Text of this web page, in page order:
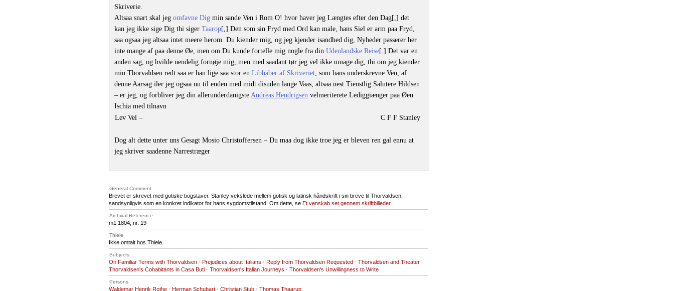
Skriverie.
Altsaa snart skal jeg omfavne Dig min sande Ven i Rom O! hvor haver jeg Længtes efter den Dag[,] det
kan jeg ikke sige Dig thi siger Taarop[,] Den som sin Fryd med Ord kan male, hans Siel er arm paa Fryd,
saa ogsaa jeg altsaa intet meere herom. Du kiender mig, og jeg kjender isandhed dig, Nyheder passerer her
inte mange af paa denne Øe, men om Du kunde fortelle mig nogle fra din Udenlandske Reise[.] Det var en
anden sag, og hvilde uendelig fornøje mig, men med saadant tør jeg vel ikke umage dig, thi om jeg kiender
min Thorvaldsen redt saa er han lige saa stor en Libhaber af Skriveriet, som hans underskrevne Ven, af
denne Aarsag iler jeg ogsaa nu til enden med midt disuden lange Vaas, altsaa nest Tienstlig Salutere Hildsen
– er jeg, og forbliver jeg din allerunderdanigste Andreas Hendrigsen velmeriterete Lediggiænger paa Øen
Ischia med tilnavn
Lev Vel –
C F F Stanley
Dog alt dette unter uns Gesagt Mosio Christoffersen – Du maa dog ikke troe jeg er bleven ren gal ennu at
jeg skriver saadenne Narrestræger
General Comment
Brevet er skrevet med gotiske bogstaver. Stanley vekslede mellem gotisk og latinsk håndskrift i sin breve til Thorvaldsen,
sandsynligvis som en konkret indikator for hans sygdomstilstand. Om dette, se Et venskab set gennem skriftbilleder.
Archival Reference
m1 1804, nr. 19
Thiele
Ikke omtalt hos Thiele.
Subjects
On Familiar Terms with Thorvaldsen · Prejudices about Italians · Reply from Thorvaldsen Requested · Thorvaldsen and Theater ·
Thorvaldsen's Cohabitants in Casa Buti · Thorvaldsen's Italian Journeys · Thorvaldsen's Unwillingness to Write
Persons
Waldemar Henrik Rothe · Herman Schubart · Christian Stub · Thomas Thaarup